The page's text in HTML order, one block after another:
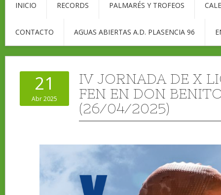
INICIO RECORDS PALMARÉS Y TROFEOS
CONTACTO AGUAS ABIERTAS A.D. PLASENCIA 96
21
Abr 2025
IV JORNADA DE X
FEN EN DON
(26/04/2025)